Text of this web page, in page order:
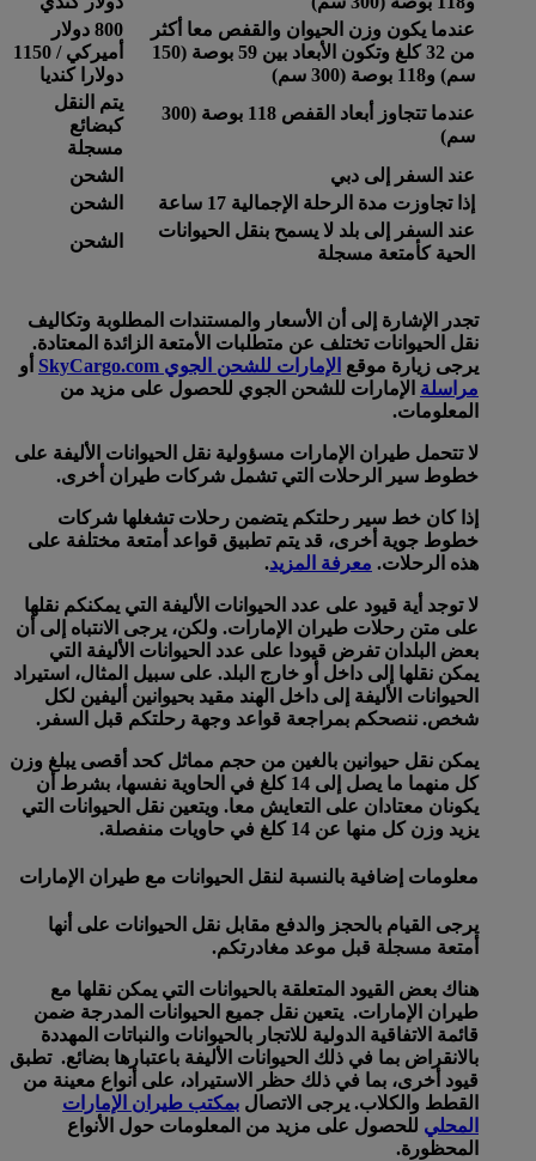
عندما يكون وزن الحيوان والقفص معا أكثر
من 32 كلغ وتكون الأبعاد بين 59 بوصة (150
سم) و118 بوصة (300 سم)
800 دولار
أميركي / 1150
دولارا كنديا
عندما تتجاوز أبعاد القفص 118 بوصة (300
سم)
يتم النقل
كبضائع
مسجلة
عند السفر إلى دبي
الشحن
إذا تجاوزت مدة الرحلة الإجمالية 17 ساعة
الشحن
عند السفر إلى بلد لا يسمح بنقل الحيوانات
الحية كأمتعة مسجلة
الشحن
تجدر الإشارة إلى أن الأسعار والمستندات المطلوبة وتكاليف
نقل الحيوانات تختلف عن متطلبات الأمتعة الزائدة المعتادة.
يرجى زيارة موقع الإمارات للشحن الجوي SkyCargo.com
أو
مراسلة الإمارات للشحن الجوي للحصول على مزيد من
المعلومات.
لا تتحمل طيران الإمارات مسؤولية نقل الحيوانات الأليفة على
خطوط سير الرحلات التي تشمل شركات طيران أخرى.
إذا كان خط سير رحلتكم يتضمن رحلات تشغلها شركات
خطوط جوية أخرى، قد يتم تطبيق قواعد أمتعة مختلفة على
هذه الرحلات. معرفة المزيد.
لا توجد أية قيود على عدد الحيوانات الأليفة التي يمكنكم نقلها
على متن رحلات طيران الإمارات. ولكن، يرجى الانتباه إلى أن
بعض البلدان تفرض قيودا على عدد الحيوانات الأليفة التي
يمكن نقلها إلى داخل أو خارج البلد. على سبيل المثال، استيراد
الحيوانات الأليفة إلى داخل الهند مقيد بحيوانين أليفين لكل
شخص. ننصحكم بمراجعة قواعد وجهة رحلتكم قبل السفر.
يمكن نقل حيوانين بالغين من حجم مماثل كحد أقصى يبلغ وزن
كل منهما ما يصل إلى 14 كلغ في الحاوية نفسها، بشرط أن
يكونان معتادان على التعايش معا. ويتعين نقل الحيوانات التي
يزيد وزن كل منها عن 14 كلغ في حاويات منفصلة.
معلومات إضافية بالنسبة لنقل الحيوانات مع طيران الإمارات
يرجى القيام بالحجز والدفع مقابل نقل الحيوانات على أنها
أمتعة مسجلة قبل موعد مغادرتكم.
هناك بعض القيود المتعلقة بالحيوانات التي يمكن نقلها مع
طيران الإمارات. يتعين نقل جميع الحيوانات المدرجة ضمن
قائمة الاتفاقية الدولية للاتجار بالحيوانات والنباتات المهددة
بالانقراض بما في ذلك الحيوانات الأليفة باعتبارها بضائع. تطبق
قيود أخرى، بما في ذلك حظر الاستيراد، على أنواع معينة من
القطط والكلاب. يرجى الاتصال بمكتب طيران الإمارات
المحلي للحصول على مزيد من المعلومات حول الأنواع
المحظورة.